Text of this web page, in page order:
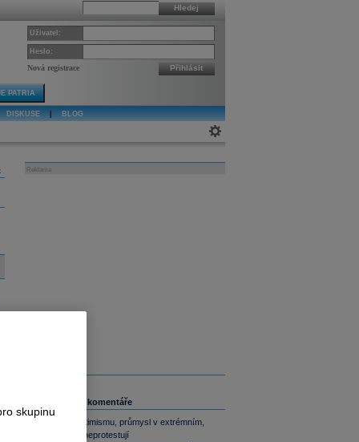
Hledej
Uživatel:
Heslo:
Nová registrace Přihlásit
PATRIA
DISKUSE BLOG
Reklama
Související komentáře
Akcie v optimismu, průmysl v extrémním,
dluhopisy neprotestují
skupinu